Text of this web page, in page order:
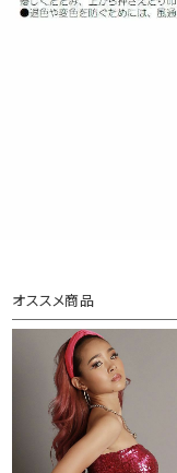
オススメ商品